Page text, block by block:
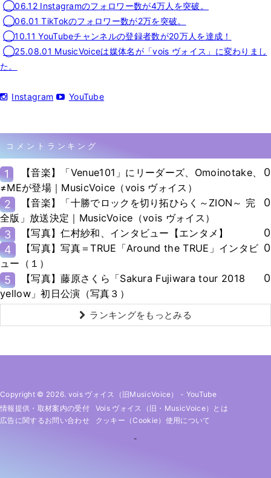
◯06.12 Instagramのフォロワー数が4万人を突破。
◯06.01 TikTokのフォロワー数が2万を突破。
◯10.11 YouTubeチャンネルの登録者数が20万人を達成！
◯25.08.01 MusicVoiceは媒体名が「vois ヴォイス」に変わりまし
た。
Instagram YouTube
コメントランキング
1
【音楽】「Venue101」にリーダーズ、Omoinotake、
≠MEが登場｜MusicVoice（vois ヴォイス）
0
2
【音楽】「十勝でロックを切り拓ひらく～ZION～ 完
全版」放送決定｜MusicVoice（vois ヴォイス）
0
3 【写真】仁村紗和、インタビュー【エンタメ】
0
4
【写真】写真＝TRUE「Around the TRUE」インタビ
ュー（１）
0
5
【写真】藤原さくら「Sakura Fujiwara tour 2018
yellow」初日公演（写真３）
0
ランキングをもっとみる
Copyright © 2026. vois ヴォイス（旧MusicVoice） - YouTube
情報提供・取材案内の受付
Vois ヴォイス（旧・MusicVoice）とは
広告に関するお問い合わせ
クッキー（cookie）使用について
-